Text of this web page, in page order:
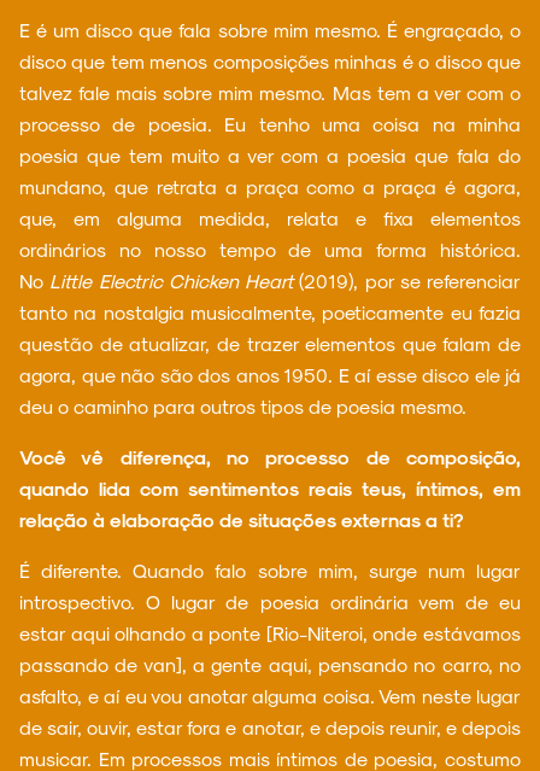
E é um disco que fala sobre mim mesmo. É engraçado, o
disco que tem menos composições minhas é o disco que
talvez fale mais sobre mim mesmo. Mas tem a ver com o
processo de poesia. Eu tenho uma coisa na minha
poesia que tem muito a ver com a poesia que fala do
mundano, que retrata a praça como a praça é agora,
que, em alguma medida, relata e fixa elementos
ordinários no nosso tempo de uma forma histórica.
No Little Electric Chicken Heart(2019), por se referenciar
tanto na nostalgia musicalmente, poeticamente eu fazia
questão de atualizar, de trazer elementos que falam de
agora, que não são dos anos 1950. E aí esse disco ele já
deu o caminho para outros tipos de poesia mesmo.
Você vê diferença, no processo de composição,
quando lida com sentimentos reais teus, íntimos, em
relação à elaboração de situações externas a ti?
É diferente. Quando falo sobre mim, surge num lugar
introspectivo. O lugar de poesia ordinária vem de eu
estar aqui olhando a ponte [Rio-Niteroi, onde estávamos
passando de van], a gente aqui, pensando no carro, no
asfalto, e aí eu vou anotar alguma coisa. Vem neste lugar
de sair, ouvir, estar fora e anotar, e depois reunir, e depois
musicar. Em processos mais íntimos de poesia, costumo